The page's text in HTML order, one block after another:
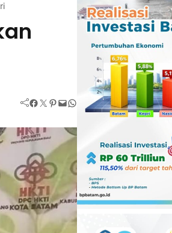
Facebook Twitter Pinterest Mail WhatsApp